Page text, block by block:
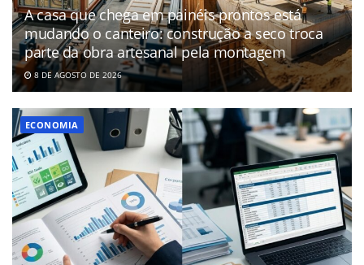
A casa que chega em painéis prontos está
mudando o canteiro: construção a seco troca
parte da obra artesanal pela montagem
8 DE AGOSTO DE 2026
ECONOMIA